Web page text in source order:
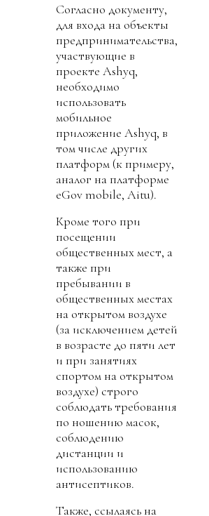
Согласно документу,
для входа на объекты
предпринимательства,
участвующие в
проекте Ashyq,
необходимо
использовать
мобильное
приложение Ashyq, в
том числе других
платформ (к примеру,
аналог на платформе
eGov mobile, Аitu).
Кроме того при
посещении
общественных мест, а
также при
пребывании в
общественных местах
на открытом воздухе
(за исключением детей
в возрасте до пяти лет
и при занятиях
спортом на открытом
воздухе) строго
соблюдать требования
по ношению масок,
соблюдению
дистанции и
использованию
антисептиков.
Также, ссылаясь на